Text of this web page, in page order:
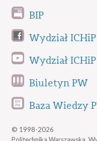
BIP
Wydział
Wydział
Biuletyn PW
Baza Wiedzy
© 1998-2026